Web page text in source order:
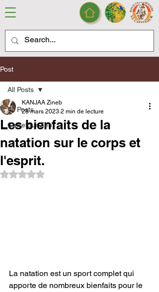
Post
All Posts
Carrefour Zen
All Posts
Les bienfaits de la
natation sur le corps et
l'esprit.
KANJAA Zineb
28 mars 2023 2 min de lecture
Noté NaN étoiles sur 5.
La natation est un sport complet qui
apporte de nombreux bienfaits pour le